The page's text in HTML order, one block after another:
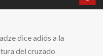
dice adiós a la
del cruzado